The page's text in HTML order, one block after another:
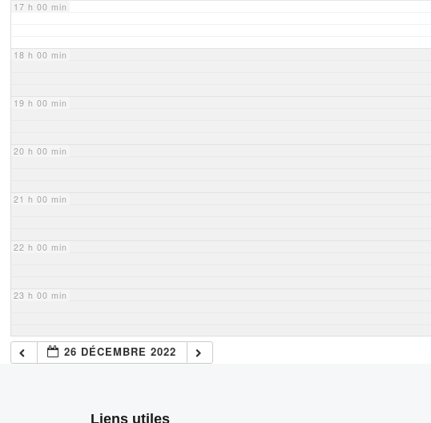
17 h 00 min
18 h 00 min
19 h 00 min
20 h 00 min
21 h 00 min
22 h 00 min
23 h 00 min
26 DÉCEMBRE 2022
Liens utiles